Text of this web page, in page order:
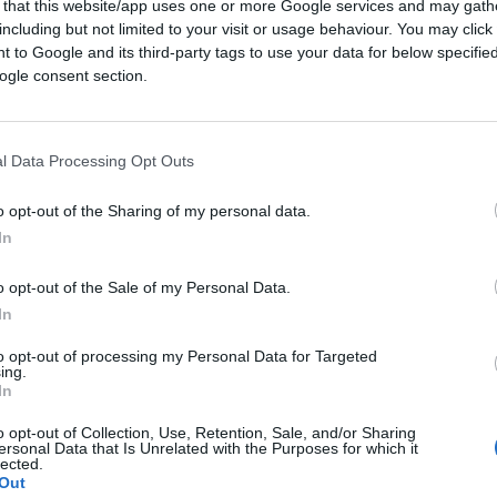
that this website/app uses one or more Google services and may
but not limited to your visit or usage behaviour. You may
to Google and its third-party tags to use your data for below
consent section.
Data Processing Opt Outs
opt-out of the Sharing of my personal data.
opt-out of the Sale of my Personal Data.
opt-out of processing my Personal Data for Targeted
opt-out of Collection, Use, Retention, Sale, and/or Sharing
Data that Is Unrelated with the Purposes for which it
di controllare chi ha
sugli abbonati: pagare il posto non
1.6k Visualizzazioni